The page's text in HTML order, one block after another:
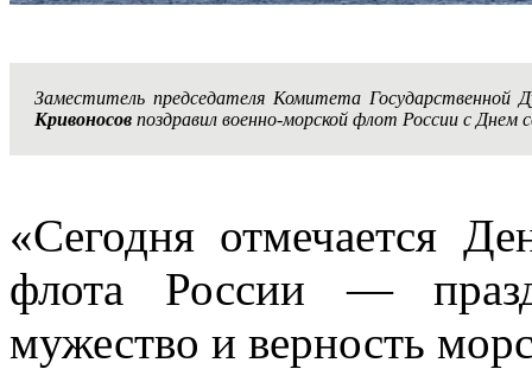
Заместитель председателя Комитета
Кривоносов поздравил военно-морской флот России с Днем
«Сегодня отмечается
флота России —
мужество и верность